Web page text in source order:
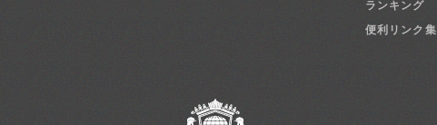
ランキング
便利リンク集